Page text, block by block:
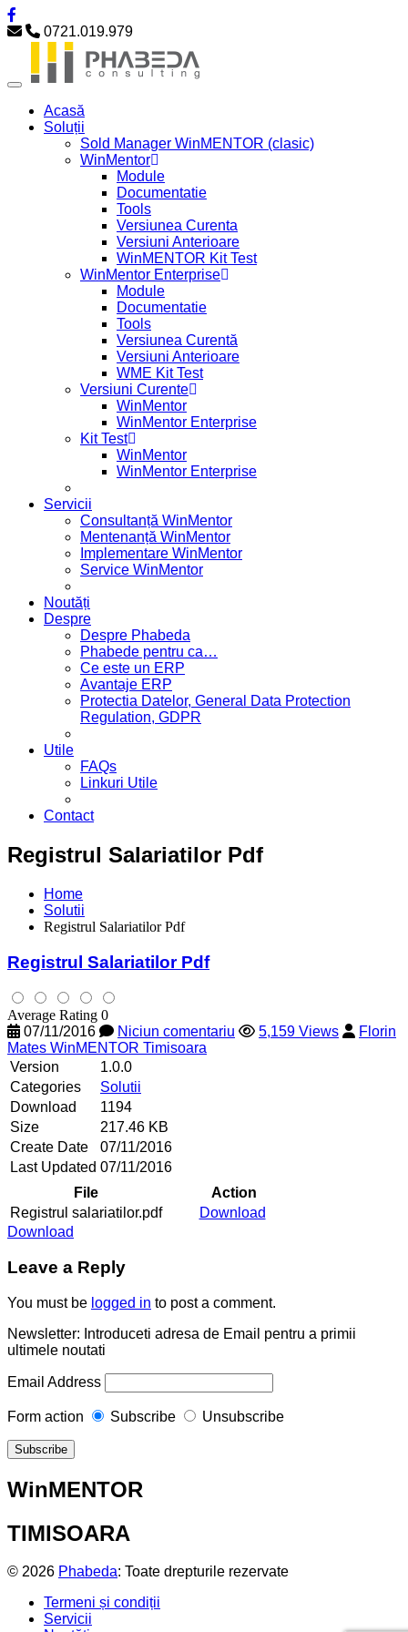
0721.019.979
Acasă
Soluții
Sold Manager WinMENTOR (clasic)
WinMentor
Module
Documentatie
Tools
Versiunea Curenta
Versiuni Anterioare
WinMENTOR Kit Test
WinMentor Enterprise
Module
Documentatie
Tools
Versiunea Curentă
Versiuni Anterioare
WME Kit Test
Versiuni Curente
WinMentor
WinMentor Enterprise
Kit Test
WinMentor
WinMentor Enterprise
Servicii
Consultanță WinMentor
Mentenanță WinMentor
Implementare WinMentor
Service WinMentor
Noutăți
Despre
Despre Phabeda
Phabede pentru ca…
Ce este un ERP
Avantaje ERP
Protectia Datelor, General Data Protection
Regulation, GDPR
Utile
FAQs
Linkuri Utile
Contact
Registrul Salariatilor Pdf
Home
Solutii
Registrul Salariatilor Pdf
Registrul Salariatilor Pdf
Average Rating 0
07/11/2016
Niciun comentariu 5,159 Views
Florin
Mates WinMENTOR Timisoara
Version
1.0.0
Categories
Solutii
Download
1194
Size
217.46 KB
Create Date
07/11/2016
Last Updated 07/11/2016
File
Action
Registrul salariatilor.pdf
Download
Download
Leave a Reply
You must be logged in to post a comment.
Newsletter: Introduceti adresa de Email pentru a primii
ultimele noutati
Email Address
Form action Subscribe Unsubscribe
WinMENTOR
TIMISOARA
© 2026 Phabeda: Toate drepturile rezervate
Termeni și condiții
Servicii